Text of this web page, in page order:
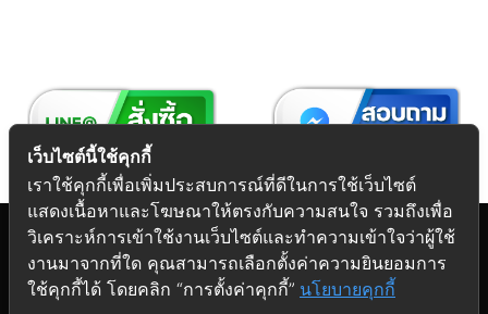
Copyright 2026 © Futuretech Intermarketing Co., Ltd.
ศูนย์รวมอุปกรณ์เฟอร์นิเจอร์ครบวงจร
เว็บไซต์นี้ใช้คุกกี้
เราใช้คุกกี้เพื่อเพิ่มประสบการณ์ที่ดีในการใช้เว็บไซต์
แสดงเนื้อหาและโฆษณาให้ตรงกับความสนใจ รวมถึงเพื่อ
วิเคราะห์การเข้าใช้งานเว็บไซต์และทำความเข้าใจว่าผู้ใช้
งานมาจากที่ใด คุณสามารถเลือกตั้งค่าความยินยอมการ
ใช้คุกกี้ได้ โดยคลิก “การตั้งค่าคุกกี้” นโยบายคุกกี้